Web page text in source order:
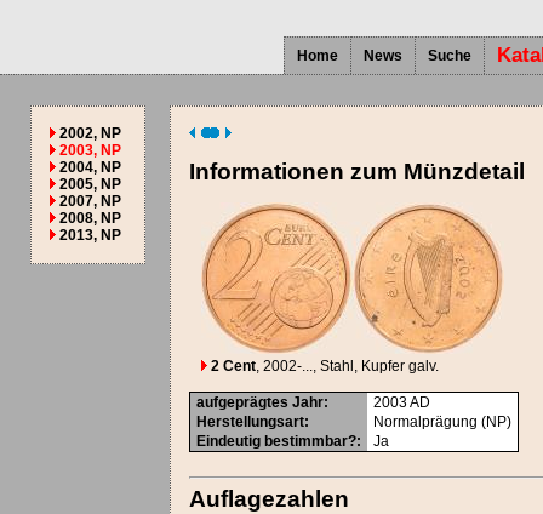
Home News Suche
2002, NP
2003, NP
2004, NP
2005, NP
2007, NP
2008, NP
2013, NP
Informationen zum Münzdetail
2 Cent, 2002-..., Stahl, Kupfer galv.
aufgeprägtes Jahr: 2003AD
Herstellungsart:
Normalprägung (NP)
Eindeutig bestimmbar?: Ja
Auflagezahlen